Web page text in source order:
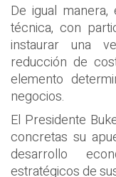
De igual
técnica, con
instaurar una
reducción de
elemento
negocios.
El Presidente
concretas su
desarrollo
estratégicos de